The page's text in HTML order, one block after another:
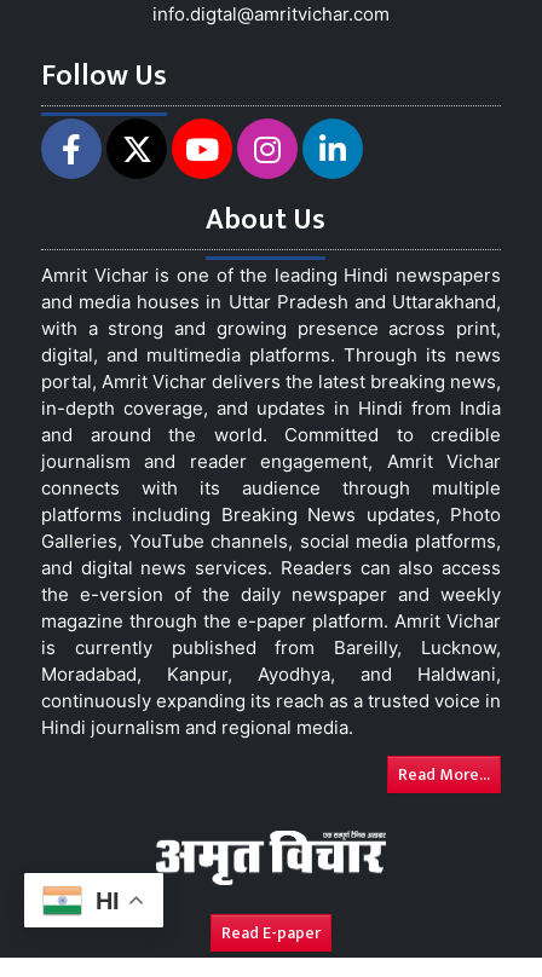
HI
info.digtal@amritvichar.com
Follow Us
About Us
Amrit Vichar is one of the leading Hindi newspapers
and media houses in Uttar Pradesh and Uttarakhand,
with a strong and growing presence across print,
digital, and multimedia platforms. Through its news
portal, Amrit Vichar delivers the latest breaking news,
in-depth coverage, and updates in Hindi from India
and around the world. Committed to credible
journalism and reader engagement, Amrit Vichar
connects with its audience through multiple
platforms including Breaking News updates, Photo
Galleries, YouTube channels, social media platforms,
and digital news services. Readers can also access
the e-version of the daily newspaper and weekly
magazine through the e-paper platform. Amrit Vichar
is currently published from Bareilly, Lucknow,
Moradabad, Kanpur, Ayodhya, and Haldwani,
continuously expanding its reach as a trusted voice in
Hindi journalism and regional media.
Read More...
Read E-paper